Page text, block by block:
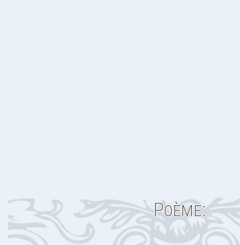
Poème: